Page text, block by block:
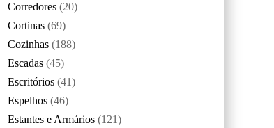
Corredores (20)
Cortinas (69)
Cozinhas (188)
Escadas (45)
Escritórios (41)
Espelhos (46)
Estantes e Armários (121)